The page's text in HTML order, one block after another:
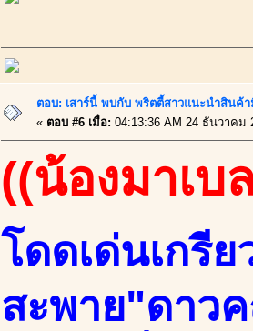
ตอบ: เสาร์นี้ พบกับ พริตตี้สาวแนะนำสินค้
« ตอบ #6 เมื่อ: 04:13:36 AM 24 ธันวาคม
((น้องมาเบ
โดดเด่นเกรี
สะพาย"ดาว